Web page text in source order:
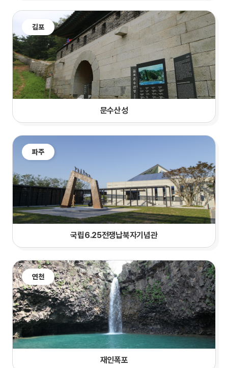
김포
문수산성
파주
국립6.25전쟁납북자기념관
연천
재인폭포